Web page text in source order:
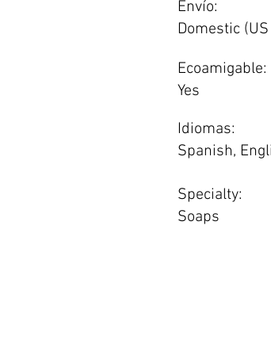
Envío:
Domestic
Ecoamigable:
Yes
Idiomas:
Spanish,
Specialty:
Soaps